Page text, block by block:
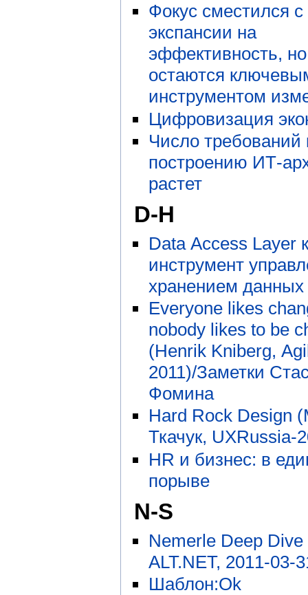
Фокус сместился с
экспансии на
эффективность,
остаются
инструментом
Цифровизация
Число требований
построению ИТ-
растет
D-H
Data Access Layer
инструмент
хранением данных
Everyone likes
nobody likes to be
(Henrik Kniberg,
2011)/Заметки
Фомина
Hard Rock Design
Ткачук, UXRussia-
HR и бизнес: в
порыве
N-S
Nemerle Deep Dive
ALT.NET, 2011-03-
Шаблон:Ok